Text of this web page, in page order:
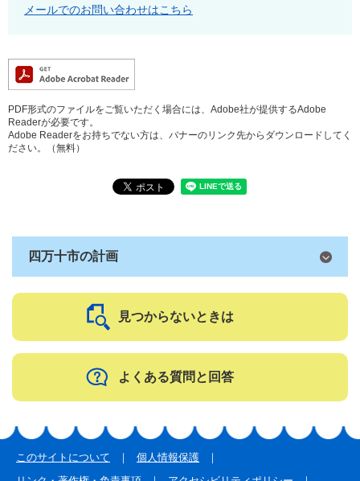
メールでのお問い合わせはこちら
PDF形式のファイルをご覧いただく場合には、Adobe社が提供するAdobe
Readerが必要です。
Adobe Readerをお持ちでない方は、バナーのリンク先からダウンロードしてく
ださい。（無料）
四万十市の計画
見つからないときは
よくある質問と回答
このサイトについて
個人情報保護